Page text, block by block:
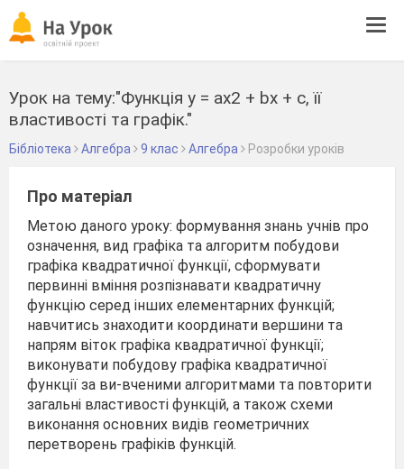
Урок на тему:"Функція у = ax2 + bx + c, її
властивості та графік."
Бібліотека Алгебра 9 клас Алгебра Розробки уроків
Про матеріал
Метою даного уроку: формування знань учнів про
означення, вид графіка та алгоритм побудови
графіка квадратичної функції, сформувати
первинні вміння розпізнавати квадратичну
функцію серед інших елементарних функцій;
навчитись знаходити координати вершини та
напрям віток графіка квадратичної функції;
виконувати побудову графіка квадратичної
функції за ви-вченими алгоритмами та повторити
загальні властивості функцій, а також схеми
виконання основних видів геометричних
перетворень графіків функцій.